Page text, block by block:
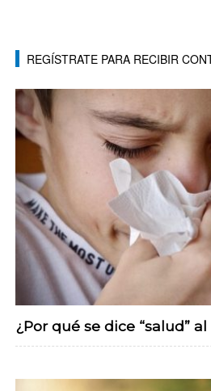
REGÍSTRATE PARA RECIBIR
¿Por qué se dice “salud”